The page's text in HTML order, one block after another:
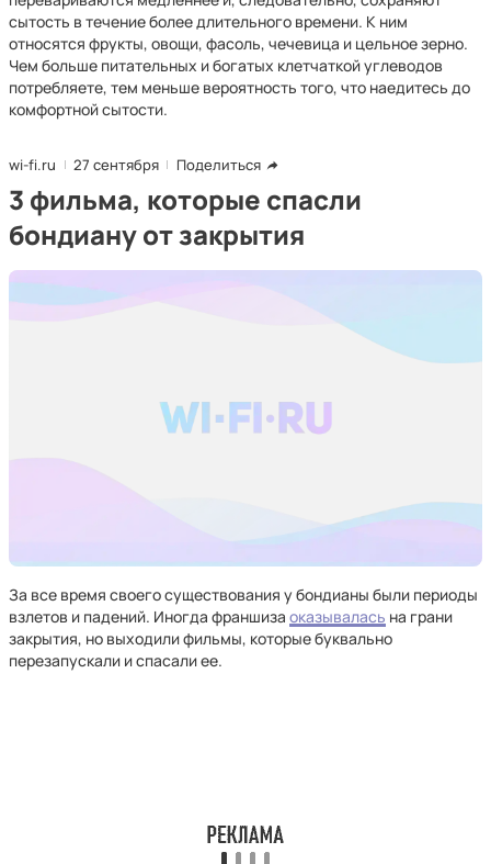
сытость в течение более длительного времени. К ним
относятся фрукты, овощи, фасоль, чечевица и цельное зерно.
Чем больше питательных и богатых клетчаткой углеводов
потребляете, тем меньше вероятность того, что наедитесь до
комфортной сытости.
wi-fi.ru 27 сентября Поделиться
3 фильма, которые спасли
бондиану от закрытия
За все время своего существования у бондианы были периоды
взлетов и падений. Иногда франшиза оказывалась на грани
закрытия, но выходили фильмы, которые буквально
перезапускали и спасали ее.